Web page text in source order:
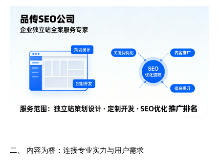
二、 内容为桥：连接专业实力与用户需求